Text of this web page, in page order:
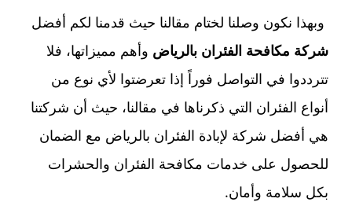
وبهذا نكون وصلنا لختام مقالنا حيث قدمنا لكم أفضل
شركة مكافحة الفئران بالرياض وأهم مميزاتها، فلا
تترددوا في التواصل فوراً إذا تعرضتوا لأي نوع من
أنواع الفئران التي ذكرناها في مقالنا، حيث أن شركتنا
هي أفضل شركة لإبادة الفئران بالرياض مع الضمان
للحصول على خدمات مكافحة الفئران والحشرات
بكل سلامة وأمان.